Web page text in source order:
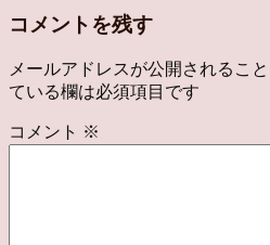
コメントを残す
メールアドレスが公開されること
ている欄は必須項目です
コメント ※